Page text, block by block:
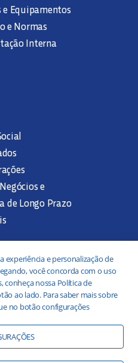
Equipamentos
e Normas
Interna
e
de Longo Prazo
Público
Transparência
experiência e personalização de
você concorda com o uso
conheça nossa Política de
ao lado. Para saber mais sobre
no botão configurações